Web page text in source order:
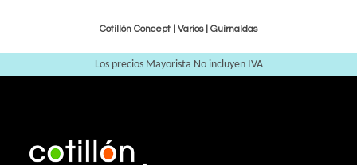
Cotillón Concept | Varios| Guirnaldas
Los precios Mayorista No incluyen IVA